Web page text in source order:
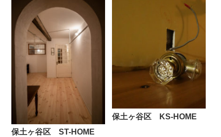
保土ヶ谷区 ST-HOME
保土ヶ谷区 KS-HOME